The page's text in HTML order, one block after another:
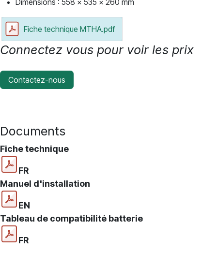
Fiche technique MTHA.pdf
Connectez vous pour voir les prix
Contactez-nous
Documents
Fiche technique
FR
Manuel d'installation
EN
Tableau de compatibilité batterie
FR